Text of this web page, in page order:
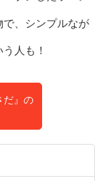
で、シンプルなが
人も！
だ』の